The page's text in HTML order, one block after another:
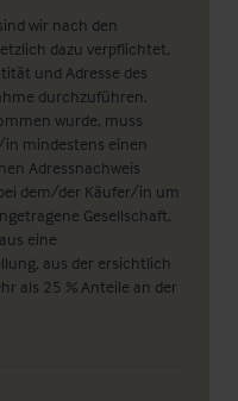
wir nach den
dazu verpflichtet,
und Adresse des
durchzuführen.
wurde, muss
mindestens einen
Adressnachweis
dem/der Käufer/in um
Gesellschaft,
eine
aus der ersichtlich
als 25 % Anteile an der